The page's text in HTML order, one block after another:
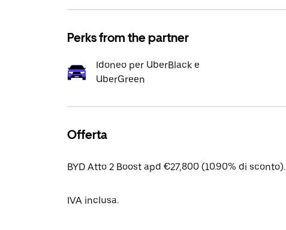
Perks from the partner
Idoneo per UberBlack e
UberGreen
Offerta
BYD Atto 2 Boost apd €27,800 (10.90% di sconto).
IVA inclusa.